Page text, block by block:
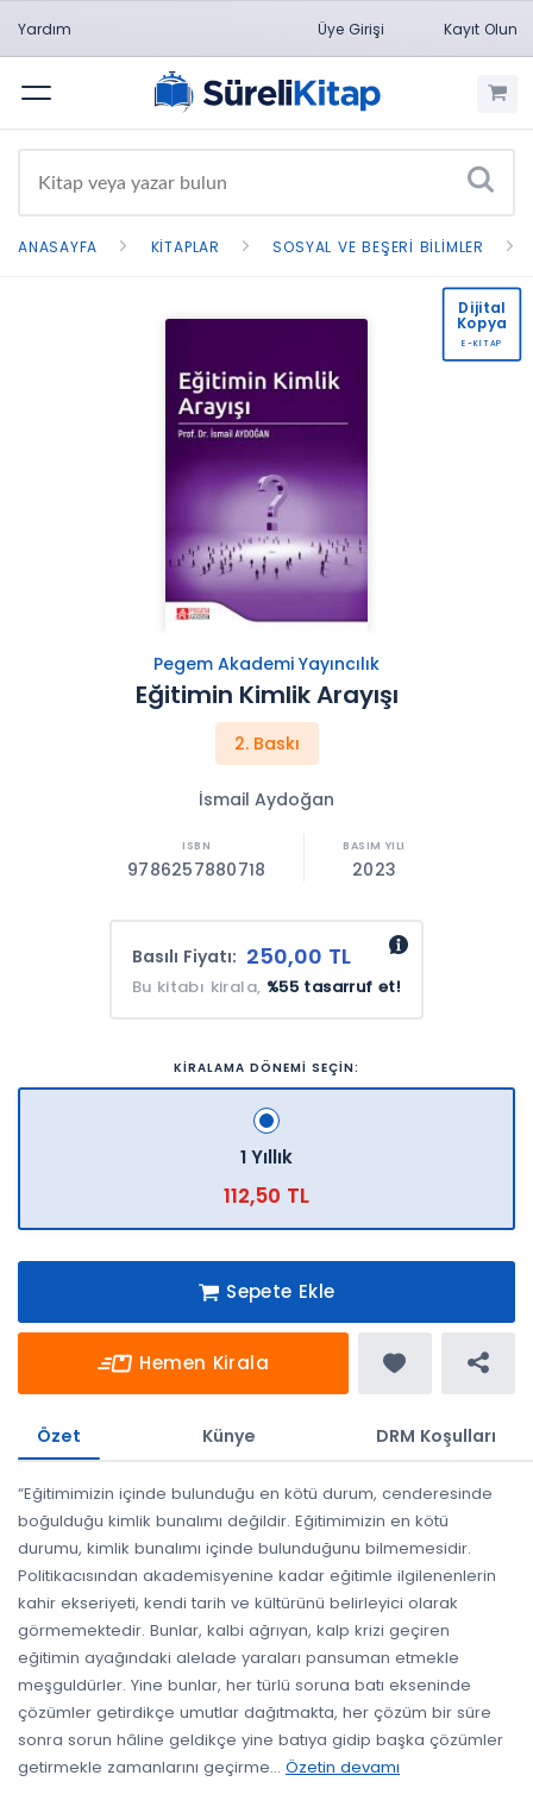
Yardım Üye Girişi Kayıt Olun
Menü
ANASAYFA KITAPLAR SOSYAL VE BEŞERI BILIMLER
Pegem Akademi Yayıncılık
Eğitimin Kimlik Arayışı
2. Baskı
İsmail Aydoğan
9786257880718 2023
Basılı Fiyatı: 250,00 TL
Bu kitabı kirala, %55 tasarruf et!
KİRALAMA DÖNEMİ SEÇİN:
1 Yıllık
112,50 TL
Sepete Ekle
Hemen Kirala
Özet Künye DRM Koşulları
“Eğitimimizin içinde bulunduğu en kötü durum, cenderesinde
boğulduğu kimlik bunalımı değildir. Eğitimimizin en kötü
durumu, kimlik bunalımı içinde bulunduğunu bilmemesidir.
Politikacısından akademisyenine kadar eğitimle ilgilenenlerin
kahir ekseriyeti, kendi tarih ve kültürünü belirleyici olarak
görmemektedir. Bunlar, kalbi ağrıyan, kalp krizi geçiren
eğitimin ayağındaki alelade yaraları pansuman etmekle
meşguldürler. Yine bunlar, her türlü soruna batı ekseninde
çözümler getirdikçe umutlar dağıtmakta, her çözüm bir süre
sonra sorun hâline geldikçe yine batıya gidip başka çözümler
getirmekle zamanlarını geçirme... Özetin devamı
Dijital
Kopya
E-KİTAP